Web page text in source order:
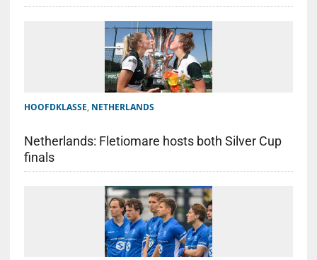
HOOFDKLASSE, NETHERLANDS
Netherlands: Fletiomare hosts both Silver Cup
finals